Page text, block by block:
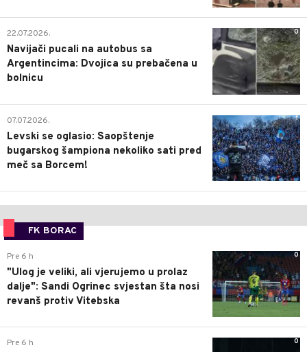
0
22.07.2026.
Navijači pucali na autobus sa
Argentincima: Dvojica su prebačena u
bolnicu
1
07.07.2026.
Levski se oglasio: Saopštenje
bugarskog šampiona nekoliko sati pred
meč sa Borcem!
FK BORAC
0
Pre 6 h
"Ulog je veliki, ali vjerujemo u prolaz
dalje": Sandi Ogrinec svjestan šta nosi
revanš protiv Vitebska
0
Pre 6 h